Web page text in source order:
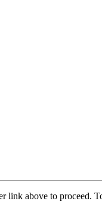
link above to proceed.